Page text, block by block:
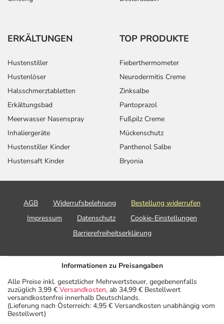
ERKÄLTUNGEN
Hustenstiller
Hustenlöser
Halsschmerztabletten
Erkältungsbad
Meerwasser Nasenspray
Inhaliergeräte
Hustenstiller Kinder
Hustensaft Kinder
TOP PRODUKTE
Fieberthermometer
Neurodermitis Creme
Zinksalbe
Pantoprazol
Fußpilz Creme
Mückenschutz
Panthenol Salbe
Bryonia
AGB Widerrufsbelehrung
Bestellung widerrufen
Impressum
Datenschutz
Cookie-Einstellungen
Barrierefreiheitserklärung
Informationen zu Preisangaben
Alle Preise inkl. gesetzlicher Mehrwertsteuer, gegebenenfalls
zuzüglich 3,99 € Versandkosten, ab 34,99 € Bestellwert
versandkostenfrei innerhalb Deutschlands.
(Lieferung nach Österreich: 4,95 € Versandkosten unabhängig vom
Bestellwert)